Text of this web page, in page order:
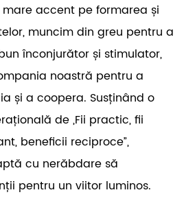
accent pe formarea și
muncim din greu pentru a
înconjurător și stimulator,
noastră pentru a
și a coopera. Susținând o
de „Fii practic, fii
beneficii reciproce”,
cu nerăbdare să
pentru un viitor luminos.